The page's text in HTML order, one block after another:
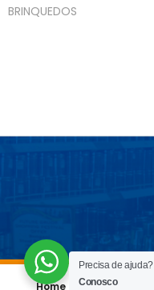
Home
BRINQUEDOS
Precisa de ajuda?
Conosco